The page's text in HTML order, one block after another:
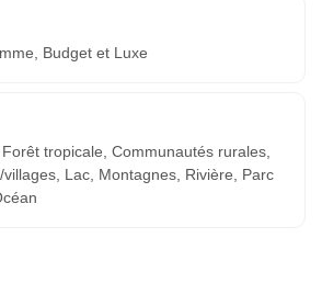
Budget et Luxe
tropicale, Communautés rurales,
villages, Lac, Montagnes, Rivière, Parc